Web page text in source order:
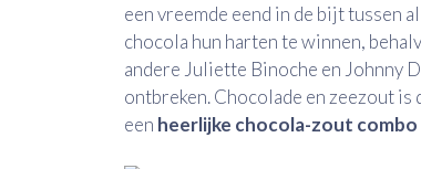
een vreemde eend in de bijt tussen
chocola hun harten te winnen,
andere Juliette Binoche en Johnny
ontbreken. Chocolade en zeezout
een heerlijke chocola-zout combo